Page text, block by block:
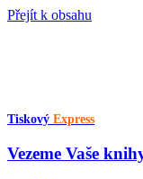
Přejít k obsahu
Tiskový Express
Vezeme Vaše